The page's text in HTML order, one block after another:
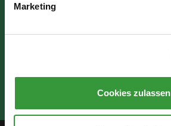
Marketing
Cookies zulassen